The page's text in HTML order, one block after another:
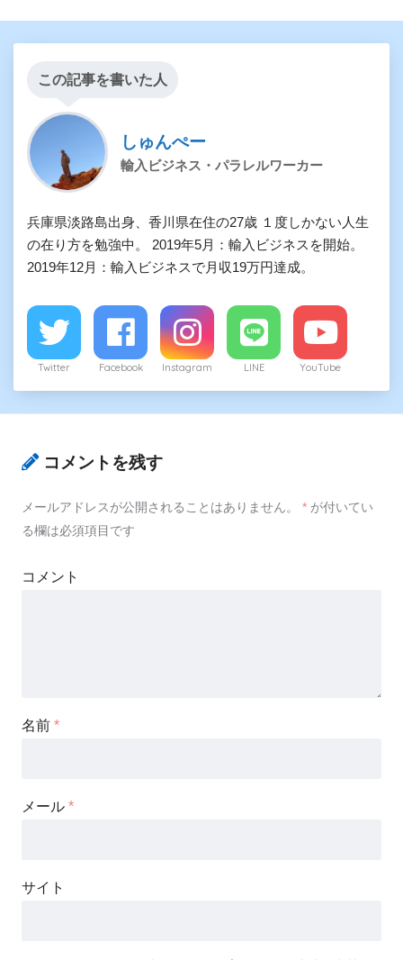
この記事を書いた人
しゅんぺー
輸入ビジネス・パラレルワーカー
兵庫県淡路島出身、香川県在住の27歳 １度しかない人生
の在り方を勉強中。 2019年5月：輸入ビジネスを開始。
2019年12月：輸入ビジネスで月収19万円達成。
Twitter Facebook Instagram LINE YouTube
コメントを残す
メールアドレスが公開されることはありません。 * が付いてい
る欄は必須項目です
コメント
名前 *
メール *
サイト